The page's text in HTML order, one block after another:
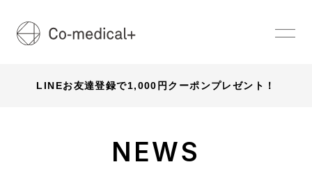
LINEお友達登録で1,000円クーポンプレゼント！
NEWS